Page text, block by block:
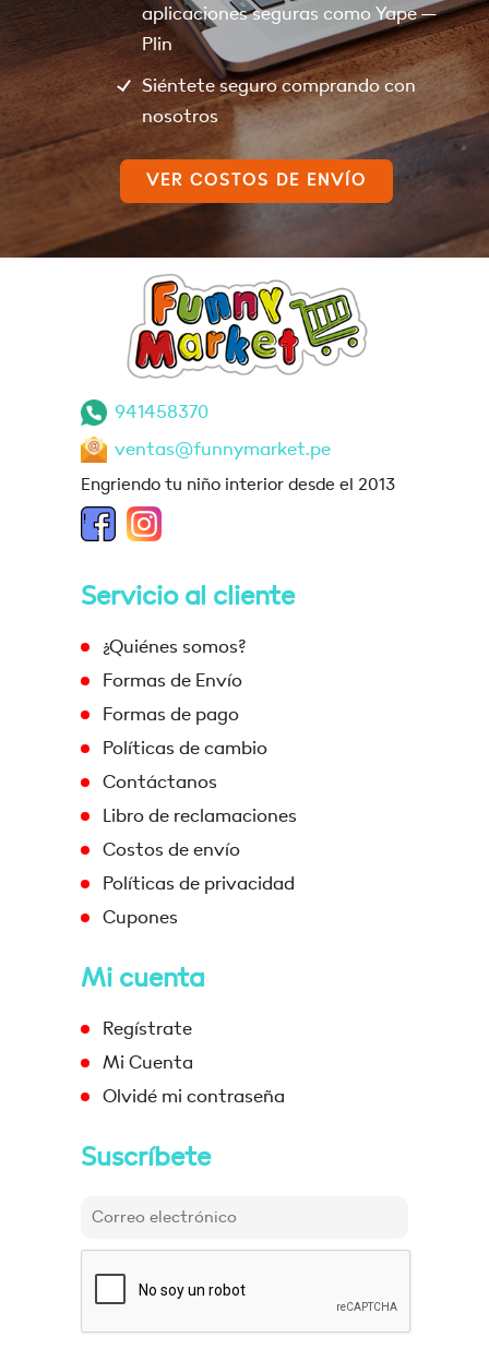
aplicaciones seguras como Yape –
Plin
Siéntete seguro comprando con
nosotros
VER COSTOS DE ENVÍO
941458370
ventas@funnymarket.pe
Engriendo tu niño interior desde el 2013
Servicio al cliente
¿Quiénes somos?
Formas de Envío
Formas de pago
Políticas de cambio
Contáctanos
Libro de reclamaciones
Costos de envío
Políticas de privacidad
Cupones
Mi cuenta
Regístrate
Mi Cuenta
Olvidé mi contraseña
Suscríbete